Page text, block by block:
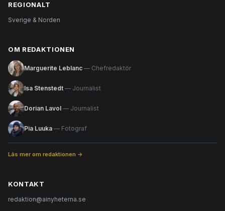
REGIONALT
Sverige & Norden
OM REDAKTIONEN
Marguerite Leblanc — Chefredaktör
Isa Stenstedt — Journalist
Dorian Lavol — Journalist
Pia Luuka — Fotograf
Läs mer om redaktionen →
KONTAKT
redaktion@ainyheterna.se